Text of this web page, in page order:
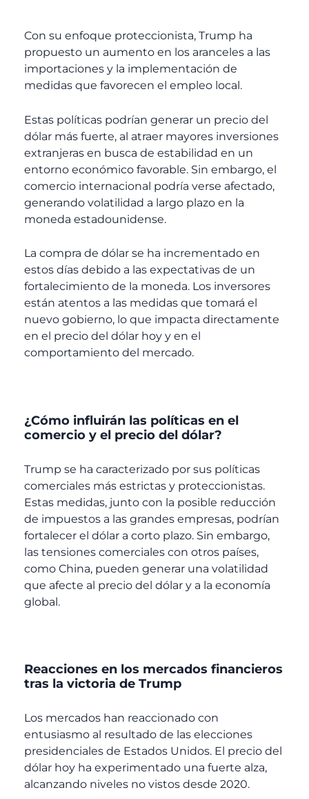
Con su enfoque proteccionista, Trump ha
propuesto un aumento en los aranceles a las
importaciones y la implementación de
medidas que favorecen el empleo local.
Estas políticas podrían generar un precio del
dólar más fuerte, al atraer mayores inversiones
extranjeras en busca de estabilidad en un
entorno económico favorable. Sin embargo, el
comercio internacional podría verse afectado,
generando volatilidad a largo plazo en la
moneda estadounidense.
La compra de dólar se ha incrementado en
estos días debido a las expectativas de un
fortalecimiento de la moneda. Los inversores
están atentos a las medidas que tomará el
nuevo gobierno, lo que impacta directamente
en el precio del dólar hoy y en el
comportamiento del mercado.
¿Cómo influirán las políticas en el
comercio y el precio del dólar?
Trump se ha caracterizado por sus políticas
comerciales más estrictas y proteccionistas.
Estas medidas, junto con la posible reducción
de impuestos a las grandes empresas, podrían
fortalecer el dólar a corto plazo. Sin embargo,
las tensiones comerciales con otros países,
como China, pueden generar una volatilidad
que afecte al precio del dólar y a la economía
global.
Reacciones en los mercados financieros
tras la victoria de Trump
Los mercados han reaccionado con
entusiasmo al resultado de las elecciones
presidenciales de Estados Unidos. El precio del
dólar hoy ha experimentado una fuerte alza,
alcanzando niveles no vistos desde 2020.